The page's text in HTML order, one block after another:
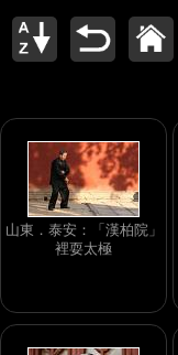
山東．泰安：「漢柏院」
裡耍太極